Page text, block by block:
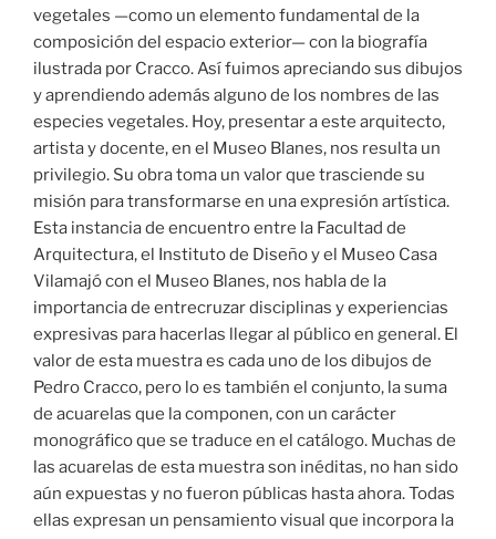
vegetales —como un elemento fundamental de la
composición del espacio exterior— con la biografía
ilustrada por Cracco. Así fuimos apreciando sus dibujos
y aprendiendo además alguno de los nombres de las
especies vegetales. Hoy, presentar a este arquitecto,
artista y docente, en el Museo Blanes, nos resulta un
privilegio. Su obra toma un valor que trasciende su
misión para transformarse en una expresión artística.
Esta instancia de encuentro entre la Facultad de
Arquitectura, el Instituto de Diseño y el Museo Casa
Vilamajó con el Museo Blanes, nos habla de la
importancia de entrecruzar disciplinas y experiencias
expresivas para hacerlas llegar al público en general. El
valor de esta muestra es cada uno de los dibujos de
Pedro Cracco, pero lo es también el conjunto, la suma
de acuarelas que la componen, con un carácter
monográfico que se traduce en el catálogo. Muchas de
las acuarelas de esta muestra son inéditas, no han sido
aún expuestas y no fueron públicas hasta ahora. Todas
ellas expresan un pensamiento visual que incorpora la